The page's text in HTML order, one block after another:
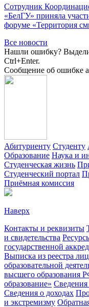
Сотрудник
«БелГУ» приняла
форуме «Территория
Все новости
Нашли ошибку?
Ctrl+Enter.
Сообщение об ошибке
Абитуриенту Студенту
Образование Наука и
Студенческая жизнь
Студенческий портал
Приёмная комиссия
Наверх
Контакты и реквизиты
и свидетельства
государственной
Выписка из реестра
образовательной
высшего образования
образование» Сведения
Сведения о доходах
и экстремизму